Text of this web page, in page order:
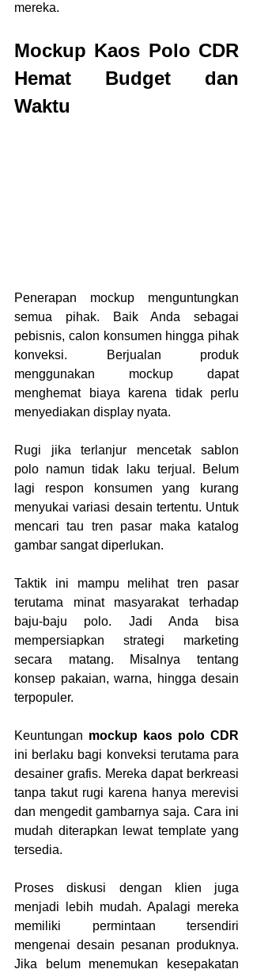
mereka.
Mockup Kaos Polo CDR
Hemat Budget dan
Waktu
Penerapan mockup menguntungkan
semua pihak. Baik Anda sebagai
pebisnis, calon konsumen hingga pihak
konveksi. Berjualan produk
menggunakan mockup dapat
menghemat biaya karena tidak perlu
menyediakan display nyata.
Rugi jika terlanjur mencetak sablon
polo namun tidak laku terjual. Belum
lagi respon konsumen yang kurang
menyukai variasi desain tertentu. Untuk
mencari tau tren pasar maka katalog
gambar sangat diperlukan.
Taktik ini mampu melihat tren pasar
terutama minat masyarakat terhadap
baju-baju polo. Jadi Anda bisa
mempersiapkan strategi marketing
secara matang. Misalnya tentang
konsep pakaian, warna, hingga desain
terpopuler.
Keuntungan mockup kaos polo CDR
ini berlaku bagi konveksi terutama para
desainer grafis. Mereka dapat berkreasi
tanpa takut rugi karena hanya merevisi
dan mengedit gambarnya saja. Cara ini
mudah diterapkan lewat template yang
tersedia.
Proses diskusi dengan klien juga
menjadi lebih mudah. Apalagi mereka
memiliki permintaan tersendiri
mengenai desain pesanan produknya.
Jika belum menemukan kesepakatan